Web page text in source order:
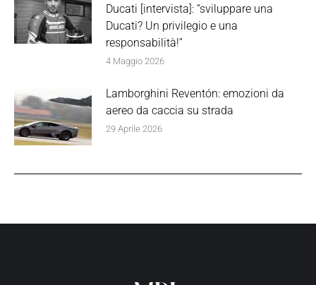
Ducati [intervista]: “sviluppare una
Ducati? Un privilegio e una
responsabilità!”
4 Maggio 2026
Lamborghini Reventón: emozioni da
aereo da caccia su strada
29 Aprile 2026